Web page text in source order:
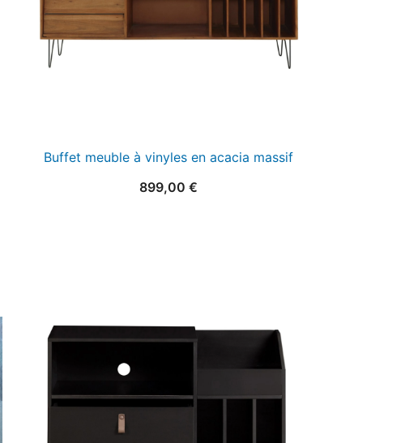
Buffet meuble à vinyles en acacia massif
899,00 €